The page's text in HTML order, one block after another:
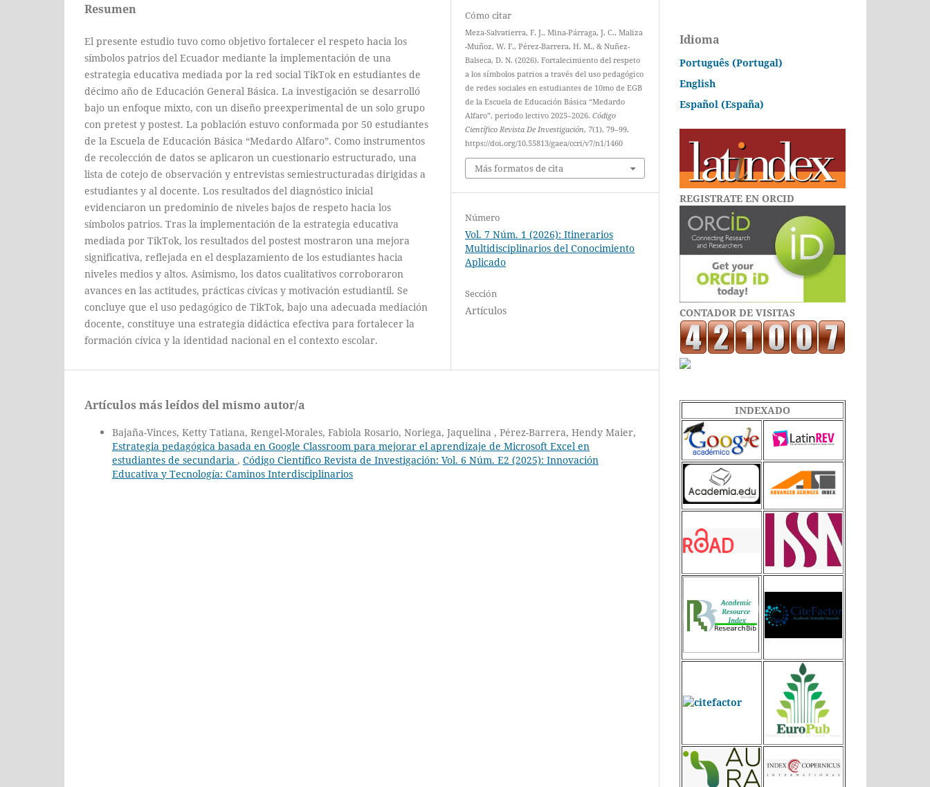
Resumen
El presente estudio tuvo como objetivo fortalecer el respeto hacia los
símbolos patrios del Ecuador mediante la implementación de una
estrategia educativa mediada por la red social TikTok en estudiantes de
décimo año de Educación General Básica. La investigación se desarrolló
bajo un enfoque mixto, con un diseño preexperimental de un solo grupo
con pretest y postest. La población estuvo conformada por 50 estudiantes
de la Escuela de Educación Básica “Medardo Alfaro”. Como instrumentos
de recolección de datos se aplicaron un cuestionario estructurado, una
lista de cotejo de observación y entrevistas semiestructuradas dirigidas a
estudiantes y al docente. Los resultados del diagnóstico inicial
evidenciaron un predominio de niveles bajos de respeto hacia los
símbolos patrios. Tras la implementación de la estrategia educativa
mediada por TikTok, los resultados del postest mostraron una mejora
significativa, reflejada en el desplazamiento de los estudiantes hacia
niveles medios y altos. Asimismo, los datos cualitativos corroboraron
avances en las actitudes, prácticas cívicas y motivación estudiantil. Se
concluye que el uso pedagógico de TikTok, bajo una adecuada mediación
docente, constituye una estrategia didáctica efectiva para fortalecer la
formación cívica y la identidad nacional en el contexto escolar.
Cómo citar
Meza-Salvatierra, F. J., Mina-Párraga, J. C., Maliza
-Muñoz, W. F., Pérez-Barrera, H. M., & Nuñez-
Balseca, D. N. (2026). Fortalecimiento del respeto
a los símbolos patrios a través del uso pedagógico
de redes sociales en estudiantes de 10mo de EGB
de la Escuela de Educación Básica “Medardo
Alfaro”, periodo lectivo 2025–2026.Código
Científico Revista De Investigación, 7(1), 79–99.
https://doi.org/10.55813/gaea/ccri/v7/n1/1460
Más formatos de cita
Número
Vol. 7 Núm. 1 (2026): Itinerarios
Multidisciplinarios del Conocimiento
Aplicado
Sección
Artículos
Artículos más leídos del mismo autor/a
Bajaña-Vinces, Ketty Tatiana, Rengel-Morales, Fabiola Rosario, Noriega, Jaquelina , Pérez-Barrera, Hendy Maier,
Estrategia pedagógica basada en Google Classroom para mejorar el aprendizaje de Microsoft Excel en
estudiantes de secundaria , Código Científico Revista de Investigación: Vol. 6 Núm. E2 (2025): Innovación
Educativa y Tecnología: Caminos Interdisciplinarios
Idioma
Português (Portugal)
English
Español (España)
REGISTRATE EN ORCID
CONTADOR DE VISITAS
INDEXADO